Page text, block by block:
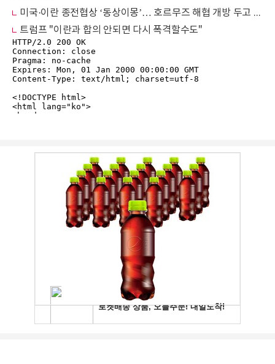
미국·이란 종전협상 ‘동상이몽’… 호르무즈 해협 개방 두고 충돌 격화
트럼프 "이란과 합의 안되면 다시 폭격할수도"